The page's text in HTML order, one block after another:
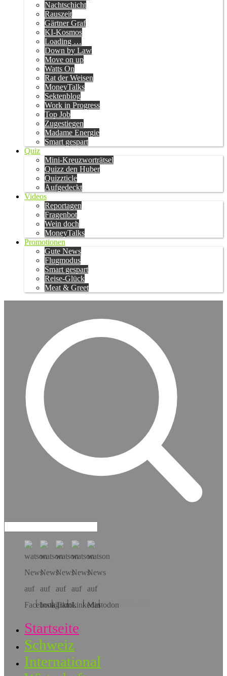
Nachtschicht
Rauszeit
Gärtner Graf
KI-Kosmos
Loading …
Down by Law
Move on up
Watts On
Rat der Weisen
MoneyTalks
Sektenblog
Work in Progress
Top Job
Zugestiegen
Madame Energie
Smart gespart
Quiz
Mini-Kreuzworträtsel
Quizz den Huber
Quizzticle
Aufgedeckt
Videos
Reportagen
Fragenbot
Wein doch
MoneyTalks
Promotionen
Gute News
Flugmodus
Smart gespart
Reise-Glück
Meat & Greet
Hol dir die App!
Startseite
Schweiz
International